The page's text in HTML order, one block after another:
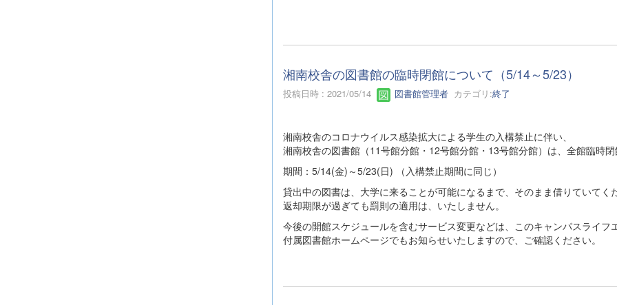
湘南校舎の図書館の臨時閉館について（5/14～5/23）
投稿日時 : 2021/05/14 図書館管理者カテゴリ:終了
湘南校舎のコロナウイルス感染拡大による学生の入構禁止に伴い、
湘南校舎の図書館（11号館分館・12号館分館・13号館分館）は、全館臨時閉
期間：5/14(金)～5/23(日) （入構禁止期間に同じ）
貸出中の図書は、大学に来ることが可能になるまで、そのまま借りていてくだ
返却期限が過ぎても罰則の適用は、いたしません。
今後の開館スケジュールを含むサービス変更などは、このキャンパスライフ
付属図書館ホームページでもお知らせいたしますので、ご確認ください。